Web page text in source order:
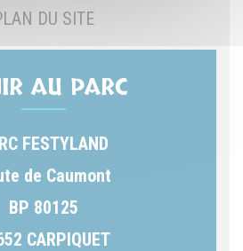
DU SITE
AU PARC
FESTYLAND
de Caumont
BP 80125
CARPIQUET